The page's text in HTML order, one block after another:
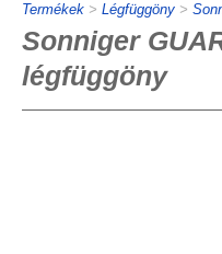
Termékek > Légfüggöny >
Sonniger
légfüggöny